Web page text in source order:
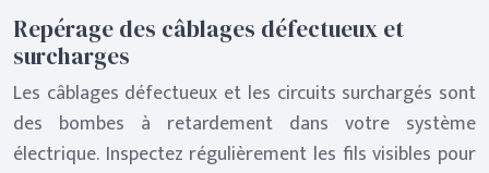
Repérage des câblages défectueux et
surcharges
Les câblages défectueux et les circuits surchargés sont
des bombes à retardement dans votre système
électrique. Inspectez régulièrement les fils visibles pour